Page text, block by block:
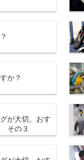
か？
が大切。おす
その３